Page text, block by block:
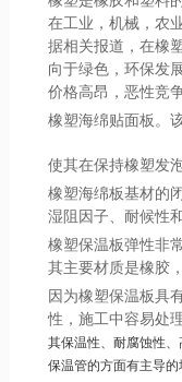
在工业，机械，农
据相关报道，在橡
向于绿色，环保发
价格高昂，恶性竞
橡塑海绵贴面板。
使其在保持橡塑发
橡塑海绵板基材的
湿阻因子、耐候性
橡塑保温板弹性非
其主要材质是橡胶
因为橡塑保温板具
性，施工中容易处
其保温性、耐腐蚀性
保温管的方面有主导